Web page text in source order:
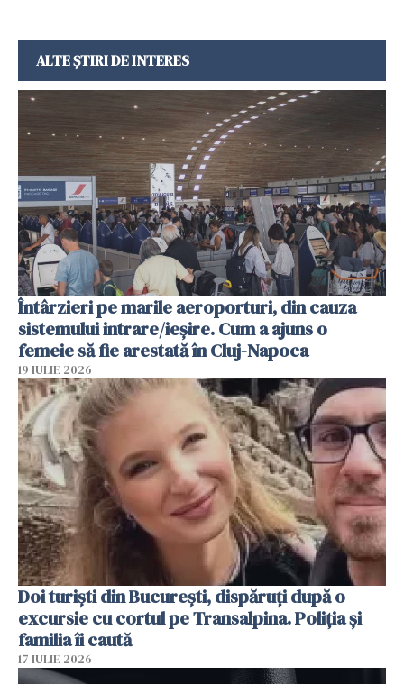
ALTE ȘTIRI DE INTERES
Întârzieri pe marile aeroporturi, din cauza
sistemului intrare/ieșire. Cum a ajuns o
femeie să fie arestată în Cluj-Napoca
19 IULIE 2026
Doi turiști din București, dispăruți după o
excursie cu cortul pe Transalpina. Poliția și
familia îi caută
17 IULIE 2026